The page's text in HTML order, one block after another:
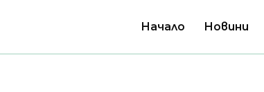
Начало Новини